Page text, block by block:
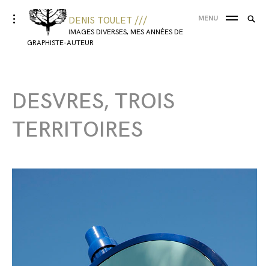
DENIS TOULET ///
IMAGES DIVERSES, MES ANNÉES DE
GRAPHISTE-AUTEUR
MENU
DESVRES, TROIS
TERRITOIRES